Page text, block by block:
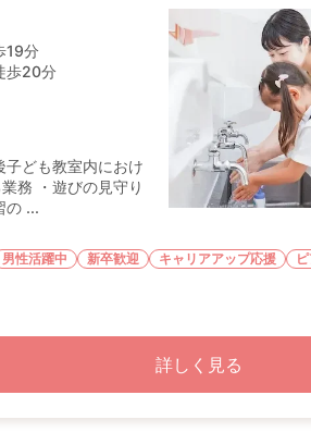
19分
歩20分
子ども教室内におけ
務 ・遊びの見守り
の ...
男性活躍中 新卒歓迎 キャリアアップ応援
詳しく見る